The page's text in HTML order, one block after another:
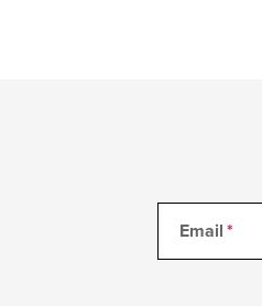
Email